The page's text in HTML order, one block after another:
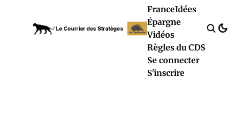
FranceIdées
Épargne
Vidéos
Règles du CDS
Se connecter
S'inscrire